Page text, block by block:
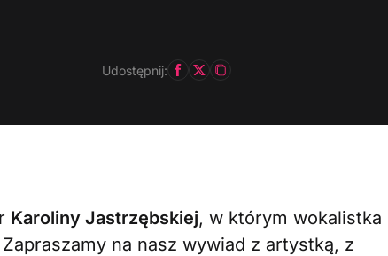
Udostępnij:
Karoliny Jastrzębskiej, w którym wokalistka
na nasz wywiad z artystką, z